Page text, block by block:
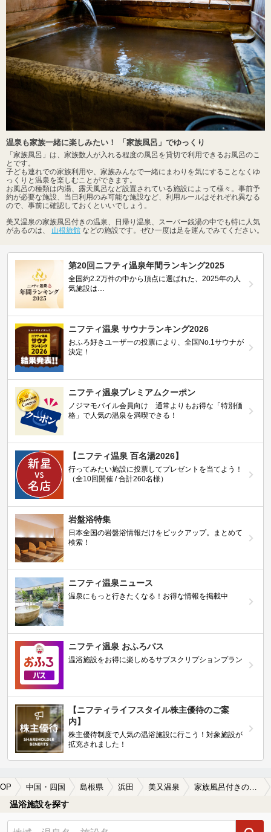
温泉も家族一緒に楽しみたい！ 「家族風呂」でゆっくり
「家族風呂」は、家族数人が入れる程度の風呂を貸切で利用できるお風呂のこ
とです。
子ども連れでの家族利用や、家族みんなで一緒にまわりを気にすることなくゆ
っくりと温泉を楽しむことができます。
お風呂の種類は内湯、露天風呂など設置されている施設によって様々。事前予
約が必要な施設、当日利用のみ可能な施設など、利用ルールはそれぞれ異なる
ので、事前に確認しておくといいでしょう。
美又温泉の家族風呂付きの温泉、日帰り温泉、スーパー銭湯の中でも特に人気
があるのは、 山根旅館 などの施設です。ぜひ一度は足を運んでみてください。
第20回ニフティ温泉年間ランキング2025
全国約2.2万件の中から頂点に選ばれた、2025年の人
気施設は…
ニフティ温泉 サウナランキング2026
おふろ好きユーザーの投票により、全国No.1サウナが
決定！
ニフティ温泉プレミアムクーポン
ノジマモバイル会員向け 通常よりもお得な「特別価
格」で人気の温泉を満喫できる！
【ニフティ温泉 百名湯2026】
行ってみたい施設に投票してプレゼントを当てよう！
（全10回開催 / 合計260名様）
岩盤浴特集
日本全国の岩盤浴情報だけをピックアップ。まとめて
検索！
ニフティ温泉ニュース
温泉にもっと行きたくなる！お得な情報を掲載中
ニフティ温泉 おふろパス
温浴施設をお得に楽しめるサブスクリプションプラン
【ニフティライフスタイル株主優待のご案
内】
株主優待制度で人気の温浴施設に行こう！対象施設が
拡充されました！
中国・四国 島根県 浜田 美又温泉 家族風呂付きの美又温泉の温泉、日帰り温泉、スーパー銭湯おすすめ
温浴施設を探す